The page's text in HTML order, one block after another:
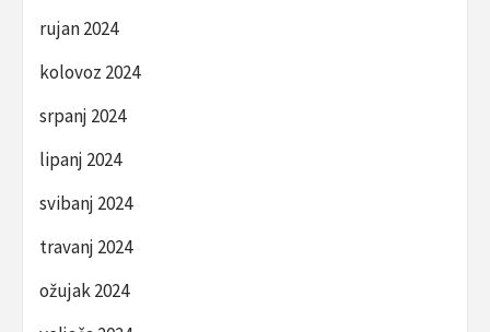
rujan 2024
kolovoz 2024
srpanj 2024
lipanj 2024
svibanj 2024
travanj 2024
ožujak 2024